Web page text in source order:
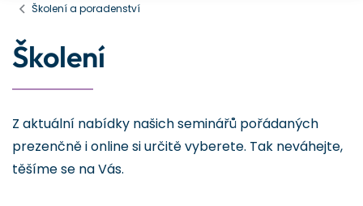
Školení a poradenství
Školení
Z aktuální nabídky našich seminářů pořádaných
prezenčně i online si určitě vyberete. Tak neváhejte,
těšíme se na Vás.